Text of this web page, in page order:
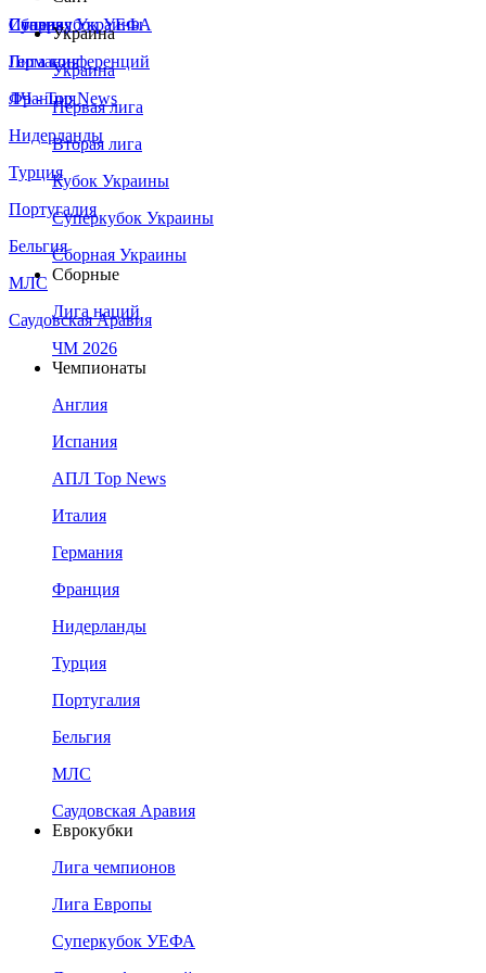
Сборная Украины
Италия
Германия
Франция
Нидерланды
Турция
Португалия
Бельгия
МЛС
Саудовская Аравия
Суперкубок УЕФА
Лига конференций
ЛЧ - Top News
Украина
Украина
Первая лига
Вторая лига
Кубок Украины
Суперкубок Украины
Сборная Украины
Сборные
Лига наций
ЧМ 2026
Чемпионаты
Англия
Испания
АПЛ Top News
Италия
Германия
Франция
Нидерланды
Турция
Португалия
Бельгия
МЛС
Саудовская Аравия
Еврокубки
Лига чемпионов
Лига Европы
Суперкубок УЕФА